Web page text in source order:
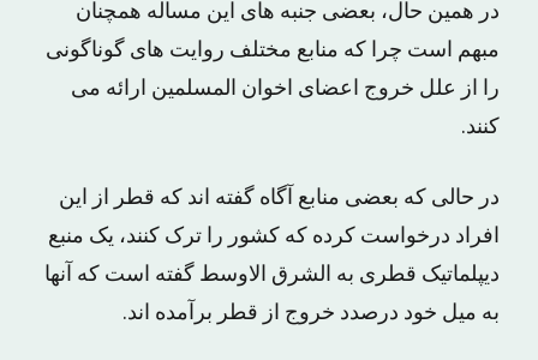
در همین حال، بعضی جنبه های این مساله همچنان
مبهم است چرا که منابع مختلف روایت های گوناگونی
را از علل خروج اعضای اخوان المسلمین ارائه می
کنند.
در حالی که بعضی منابع آگاه گفته اند که قطر از این
افراد درخواست کرده که کشور را ترک کنند، یک منبع
دیپلماتیک قطری به الشرق الاوسط گفته است که آنها
به میل خود درصدد خروج از قطر برآمده اند.